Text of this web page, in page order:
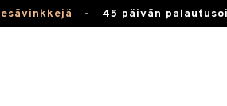
- 45 päivän